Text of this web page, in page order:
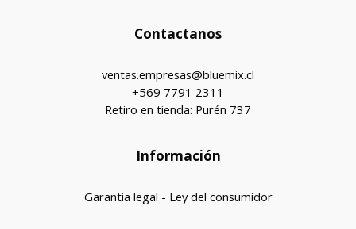
Contactanos
ventas.empresas@bluemix.cl
+569 7791 2311
Retiro en tienda: Purén 737
Información
Garantia legal - Ley del consumidor